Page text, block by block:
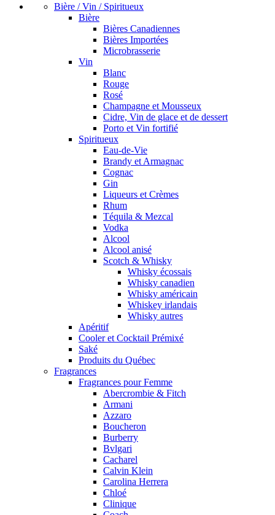
Bière / Vin / Spiritueux
Bière
Bières Canadiennes
Bières Importées
Microbrasserie
Vin
Blanc
Rouge
Rosé
Champagne et Mousseux
Cidre, Vin de glace et de dessert
Porto et Vin fortifié
Spiritueux
Eau-de-Vie
Brandy et Armagnac
Cognac
Gin
Liqueurs et Crèmes
Rhum
Téquila & Mezcal
Vodka
Alcool
Alcool anisé
Scotch & Whisky
Whisky écossais
Whisky canadien
Whisky américain
Whiskey irlandais
Whisky autres
Apéritif
Cooler et Cocktail Prémixé
Saké
Produits du Québec
Fragrances
Fragrances pour Femme
Abercrombie & Fitch
Armani
Azzaro
Boucheron
Burberry
Bvlgari
Cacharel
Calvin Klein
Carolina Herrera
Chloé
Clinique